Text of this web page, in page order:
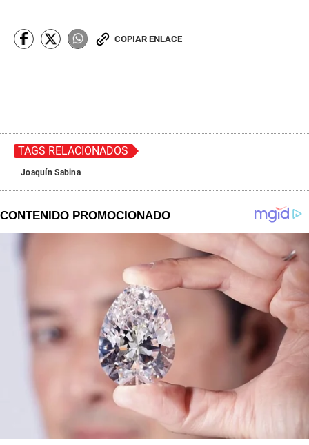
COPIAR ENLACE
TAGS RELACIONADOS
Joaquín Sabina